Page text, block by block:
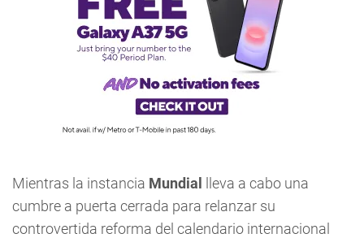
Mientras la instancia Mundial
lleva a cabo una
cumbre a puerta cerrada para relanzar su
controvertida reforma del calendario internacional